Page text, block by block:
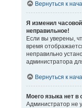
Вернуться к
Я изменил
неправильное!
Если вы уверены,
время
неправильно
администратора
Вернуться к
Моего языка нет в
Администратор не